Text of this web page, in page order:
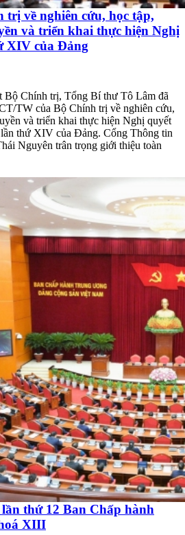
trị về nghiên cứu, học tập,
và triển khai thực hiện Nghị
XIV của Đảng
Bộ Chính trị, Tổng Bí thư Tô Lâm đã
TW của Bộ Chính trị về nghiên cứu,
và triển khai thực hiện Nghị quyết
thứ XIV của Đảng. Cổng Thông tin
Nguyên trân trọng giới thiệu toàn
thứ 12 Ban Chấp hành
XIII